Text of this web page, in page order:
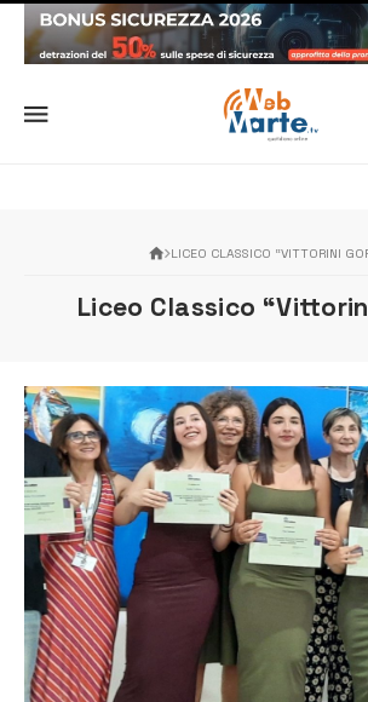
LICEO CLASSICO “VITTORINI
Liceo Classico